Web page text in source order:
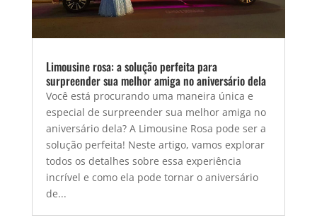
Limousine rosa: a solução perfeita para
surpreender sua melhor amiga no aniversário dela
Você está procurando uma maneira única e
especial de surpreender sua melhor amiga no
aniversário dela? A Limousine Rosa pode ser a
solução perfeita! Neste artigo, vamos explorar
todos os detalhes sobre essa experiência
incrível e como ela pode tornar o aniversário
de...